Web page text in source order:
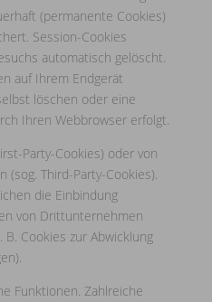
(permanente Cookies)
Session-Cookies
automatisch gelöscht.
auf Ihrem Endgerät
löschen oder eine
Ihren Webbrowser erfolgt.
Party-Cookies) oder von
Third-Party-Cookies).
die Einbindung
von Drittunternehmen
Cookies zur Abwicklung
Funktionen. Zahlreiche